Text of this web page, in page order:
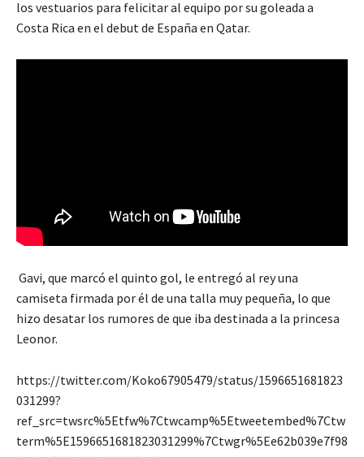
los vestuarios para felicitar al equipo por su goleada a
Costa Rica en el debut de España en Qatar.
Gavi, que marcó el quinto gol, le entregó al rey una
camiseta firmada por él de una talla muy pequeña, lo que
hizo desatar los rumores de que iba destinada a la princesa
Leonor.
https://twitter.com/Koko67905479/status/1596651681823
031299?
ref_src=twsrc%5Etfw%7Ctwcamp%5Etweetembed%7Ctw
term%5E1596651681823031299%7Ctwgr%5Ee62b039e7f98